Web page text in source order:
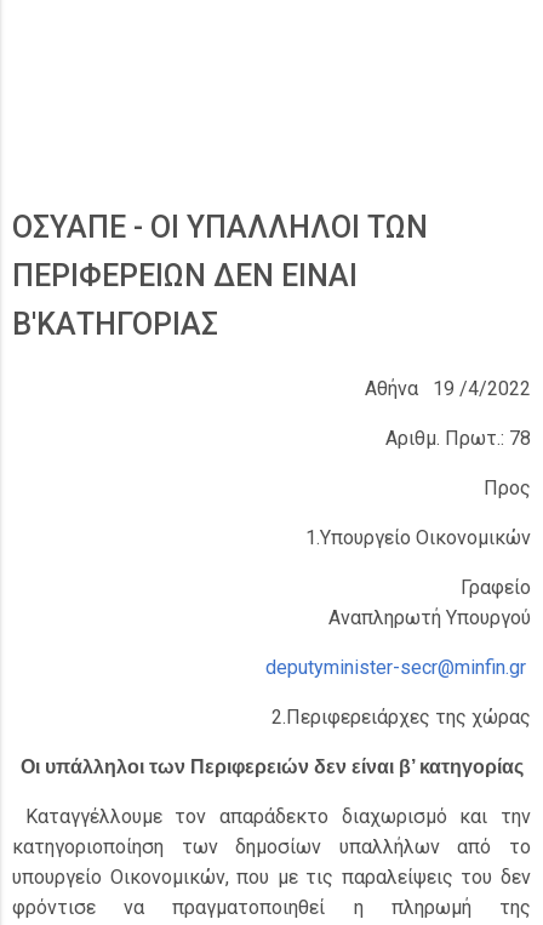
ΟΣΥΑΠΕ - ΟΙ ΥΠΑΛΛΗΛΟΙ ΤΩΝ
ΠΕΡΙΦΕΡΕΙΩΝ ΔΕΝ ΕΙΝΑΙ
Β'ΚΑΤΗΓΟΡΙΑΣ
Αθήνα 19 /4/2022
Αριθμ. Πρωτ.: 78
Προς
1.Υπουργείο Οικονομικών
Γραφείο
Αναπληρωτή Υπουργού
deputyminister-secr@minfin.gr
2.Περιφερειάρχες της χώρας
Οι υπάλληλοι των Περιφερειών δεν είναι β’ κατηγορίας
Καταγγέλλουμε τον απαράδεκτο διαχωρισμό και την
κατηγοριοποίηση των δημοσίων υπαλλήλων από το
υπουργείο Οικονομικών, που με τις παραλείψεις του δεν
φρόντισε να πραγματοποιηθεί η πληρωμή της